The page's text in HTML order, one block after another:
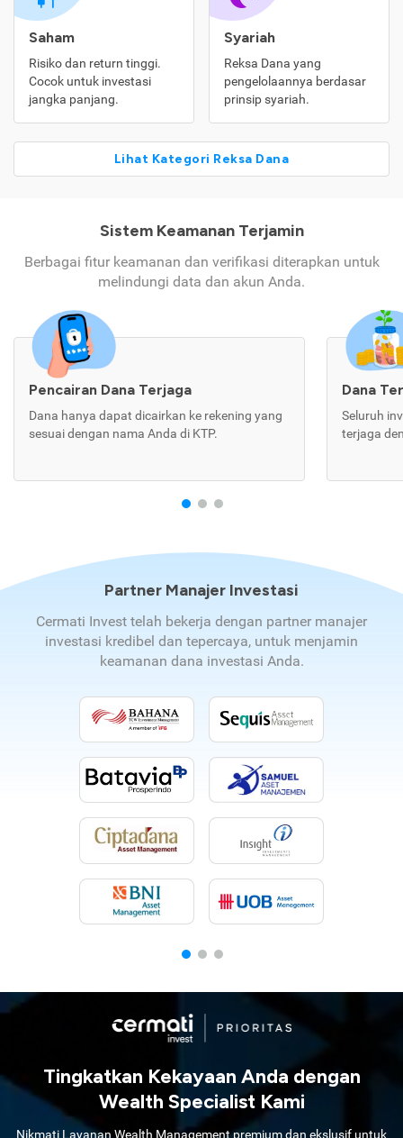
Saham
Risiko dan return tinggi.
Cocok untuk investasi
jangka panjang.
Syariah
Reksa Dana yang
pengelolaannya berdasar
prinsip syariah.
Lihat Kategori Reksa Dana
Sistem Keamanan Terjamin
Berbagai fitur keamanan dan verifikasi diterapkan untuk
melindungi data dan akun Anda.
Pencairan Dana Terjaga
Dana hanya dapat dicairkan ke rekening yang
sesuai dengan nama Anda di KTP.
Dana
Seluruh
terjaga
Partner Manajer Investasi
Cermati Invest telah bekerja dengan partner manajer
investasi kredibel dan tepercaya, untuk menjamin
keamanan dana investasi Anda.
Tingkatkan Kekayaan Anda dengan
Wealth Specialist Kami
Nikmati Layanan Wealth Management premium dan ekslusif untuk